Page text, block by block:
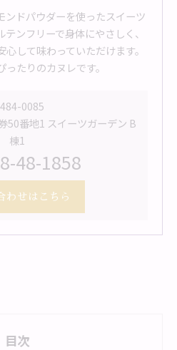
ンドパウダーを使ったスイーツ
ンフリーで身体にやさしく、
して味わっていただけます。
たりのカヌレです。
0085
50番地1 スイーツガーデン B
棟1
48-1858
わせはこちら
目次